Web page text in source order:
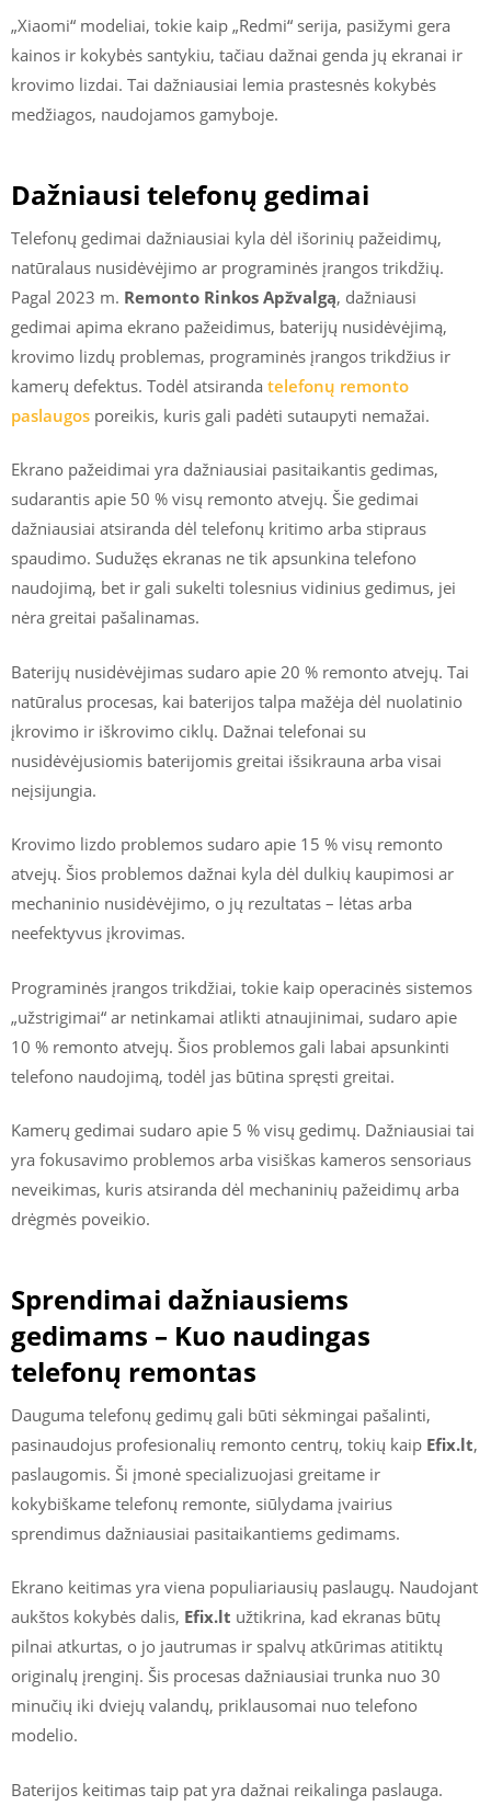
„Xiaomi“ modeliai, tokie kaip „Redmi“ serija, pasižymi gera
kainos ir kokybės santykiu, tačiau dažnai genda jų ekranai ir
krovimo lizdai. Tai dažniausiai lemia prastesnės kokybės
medžiagos, naudojamos gamyboje.
Dažniausi telefonų gedimai
Telefonų gedimai dažniausiai kyla dėl išorinių pažeidimų,
natūralaus nusidėvėjimo ar programinės įrangos trikdžių.
Pagal 2023 m. Remonto Rinkos Apžvalgą, dažniausi
gedimai apima ekrano pažeidimus, baterijų nusidėvėjimą,
krovimo lizdų problemas, programinės įrangos trikdžius ir
kamerų defektus. Todėl atsiranda telefonų remonto
paslaugos poreikis, kuris gali padėti sutaupyti nemažai.
Ekrano pažeidimai yra dažniausiai pasitaikantis gedimas,
sudarantis apie 50 % visų remonto atvejų. Šie gedimai
dažniausiai atsiranda dėl telefonų kritimo arba stipraus
spaudimo. Sudužęs ekranas ne tik apsunkina telefono
naudojimą, bet ir gali sukelti tolesnius vidinius gedimus, jei
nėra greitai pašalinamas.
Baterijų nusidėvėjimas sudaro apie 20 % remonto atvejų. Tai
natūralus procesas, kai baterijos talpa mažėja dėl nuolatinio
įkrovimo ir iškrovimo ciklų. Dažnai telefonai su
nusidėvėjusiomis baterijomis greitai išsikrauna arba visai
neįsijungia.
Krovimo lizdo problemos sudaro apie 15 % visų remonto
atvejų. Šios problemos dažnai kyla dėl dulkių kaupimosi ar
mechaninio nusidėvėjimo, o jų rezultatas – lėtas arba
neefektyvus įkrovimas.
Programinės įrangos trikdžiai, tokie kaip operacinės sistemos
„užstrigimai“ ar netinkamai atlikti atnaujinimai, sudaro apie
10 % remonto atvejų. Šios problemos gali labai apsunkinti
telefono naudojimą, todėl jas būtina spręsti greitai.
Kamerų gedimai sudaro apie 5 % visų gedimų. Dažniausiai tai
yra fokusavimo problemos arba visiškas kameros sensoriaus
neveikimas, kuris atsiranda dėl mechaninių pažeidimų arba
drėgmės poveikio.
Sprendimai dažniausiems
gedimams – Kuo naudingas
telefonų remontas
Dauguma telefonų gedimų gali būti sėkmingai pašalinti,
pasinaudojus profesionalių remonto centrų, tokių kaip Efix.lt,
paslaugomis. Ši įmonė specializuojasi greitame ir
kokybiškame telefonų remonte, siūlydama įvairius
sprendimus dažniausiai pasitaikantiems gedimams.
Ekrano keitimas yra viena populiariausių paslaugų. Naudojant
aukštos kokybės dalis, Efix.lt užtikrina, kad ekranas būtų
pilnai atkurtas, o jo jautrumas ir spalvų atkūrimas atitiktų
originalų įrenginį. Šis procesas dažniausiai trunka nuo 30
minučių iki dviejų valandų, priklausomai nuo telefono
modelio.
Baterijos keitimas taip pat yra dažnai reikalinga paslauga.